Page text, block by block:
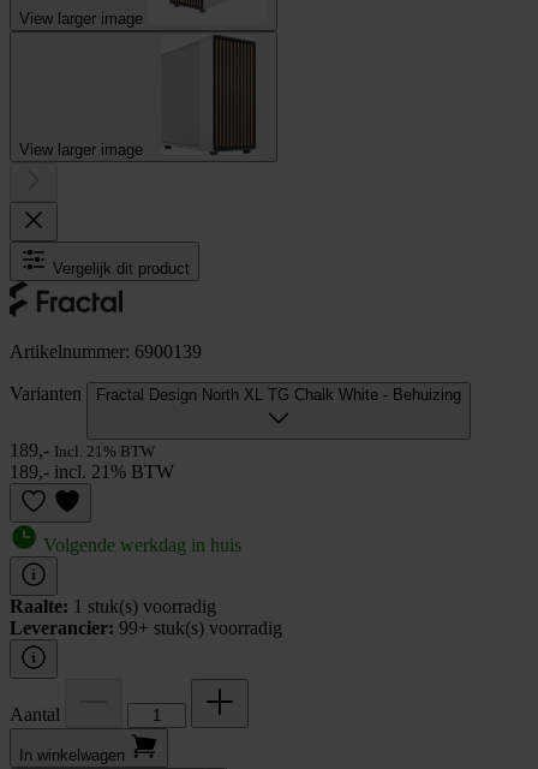
View larger image
View larger image
Vergelijk dit product
Artikelnummer: 6900139
Varianten Fractal Design North XL TG Chalk White - Behuizing
189,- Incl. 21% BTW
189,- incl. 21% BTW
Volgende werkdag in huis
Raalte: 1 stuk(s) voorradig
Leverancier: 99+ stuk(s) voorradig
Aantal
In winkel­wagen